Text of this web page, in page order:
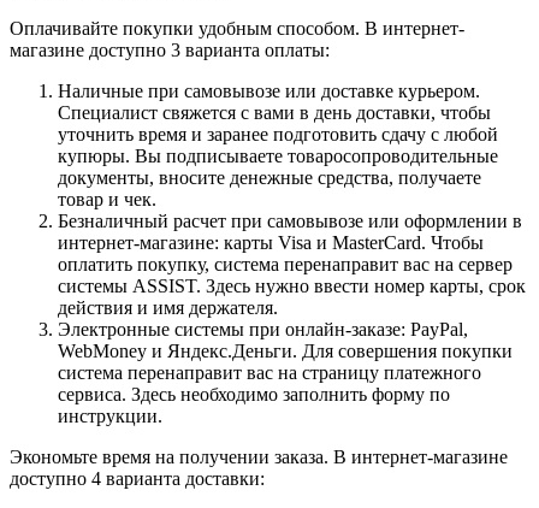
Оплачивайте покупки удобным способом. В интернет-
магазине доступно 3 варианта оплаты:
Наличные при самовывозе или доставке курьером.
Специалист свяжется с вами в день доставки, чтобы
уточнить время и заранее подготовить сдачу с любой
купюры. Вы подписываете товаросопроводительные
документы, вносите денежные средства, получаете
товар и чек.
Безналичный расчет при самовывозе или оформлении в
интернет-магазине: карты Visa и MasterCard. Чтобы
оплатить покупку, система перенаправит вас на сервер
системы ASSIST. Здесь нужно ввести номер карты, срок
действия и имя держателя.
Электронные системы при онлайн-заказе: PayPal,
WebMoney и Яндекс.Деньги. Для совершения покупки
система перенаправит вас на страницу платежного
сервиса. Здесь необходимо заполнить форму по
инструкции.
Экономьте время на получении заказа. В интернет-магазине
доступно 4 варианта доставки: